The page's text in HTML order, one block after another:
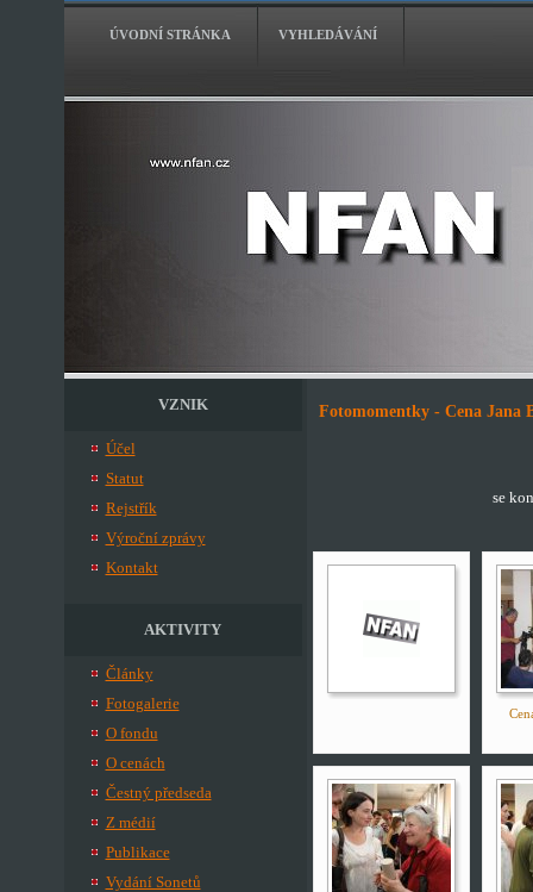
ÚVODNÍ STRÁNKA VYHLEDÁVÁNÍ
VZNIK
Účel
Statut
Rejstřík
Výroční zprávy
Kontakt
AKTIVITY
Články
Fotogalerie
O fondu
O cenách
Čestný předseda
Z médií
Publikace
Vydání Sonetů
Fotomomentky - Cena Jana
se